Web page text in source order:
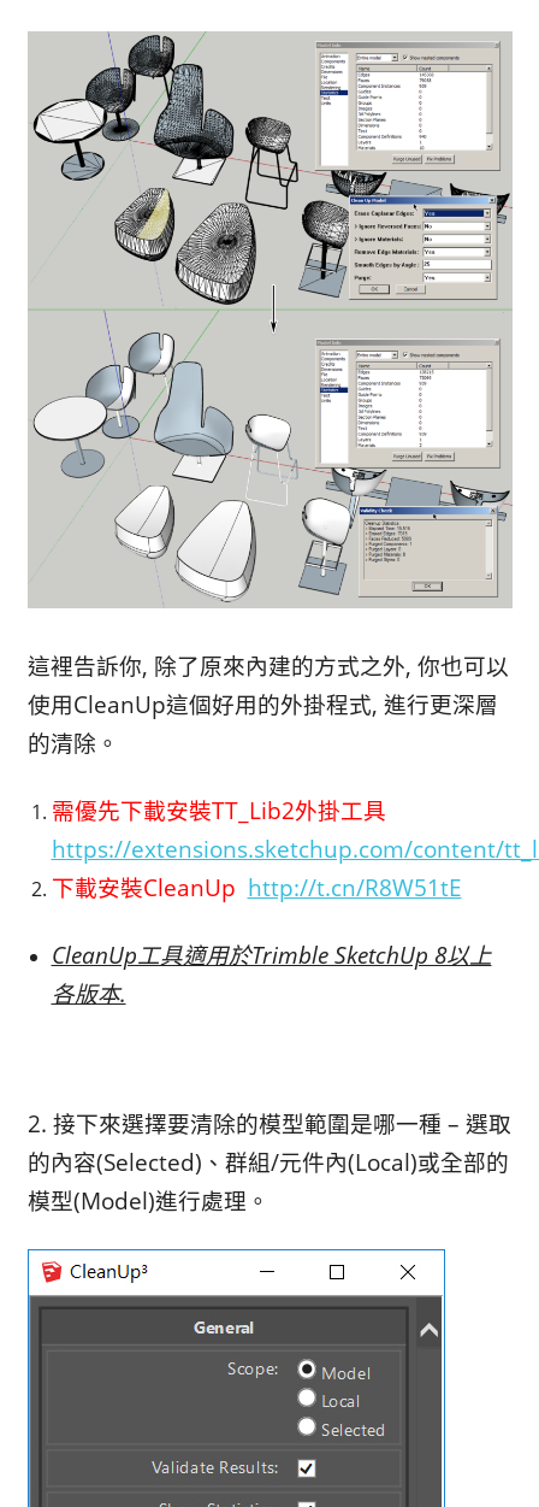
這裡告訴你, 除了原來內建的方式之外, 你也可以
使用CleanUp這個好用的外掛程式, 進行更深層
的清除。
需優先下載安裝TT_Lib2外掛工具
https://extensions.sketchup.com/content/
下載安裝CleanUp http://t.cn/R8W51tE
CleanUp工具適用於Trimble SketchUp 8以上
各版本.
2. 接下來選擇要清除的模型範圍是哪一種 – 選取
的內容(Selected)、群組/元件內(Local)或全部的
模型(Model)進行處理。